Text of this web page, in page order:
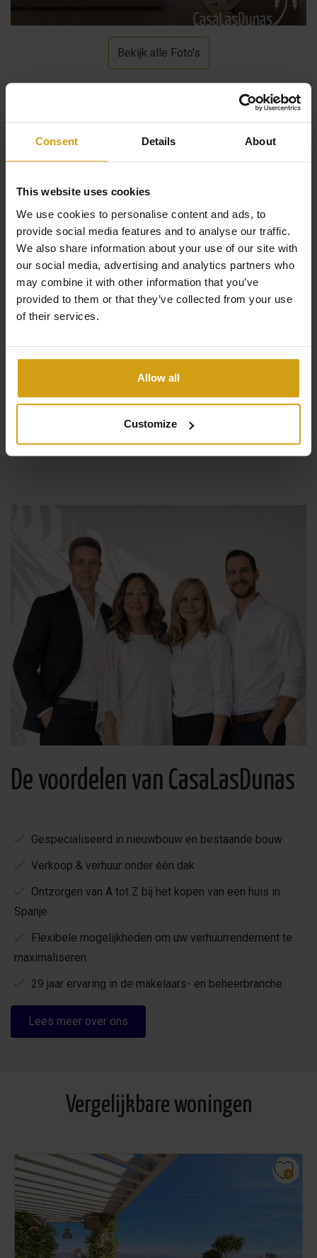
Consent Details About
This website uses cookies
We use cookies to personalise content and ads, to
provide social media features and to analyse our traffic.
We also share information about your use of our site with
our social media, advertising and analytics partners who
may combine it with other information that you’ve
provided to them or that they’ve collected from your use
of their services.
Allow all
Customize
Bekijk alle Foto's
Modern nieuwbouwproject gelegen op slechts een paar
meter van het strand in Málaga. Het project bestaat uit
71 appartementen met 2,3 of 4 slaapkamers, 2 of 3
badkamers met apart toilet woonkamer, keuken, balkon
en gemeenschappelijk zwembad. Na een korte rit kunt u
het historische centrum en de prachtige haven van
Málaga bezoeken. Veel voorzieningen zoals winkels,
slechts enkele kilometers. Bent u geïnteresseerd in dit
Lees meer
De voordelen van CasaLasDunas
Gespecialiseerd in nieuwbouw en bestaande bouw
Verkoop & verhuur onder één dak
Ontzorgen van A tot Z bij het kopen van een huis in
Spanje
Flexibele mogelijkheden om uw verhuurrendement te
maximaliseren
29 jaar ervaring in de makelaars- en beheerbranche
Lees meer over ons
Vergelijkbare woningen